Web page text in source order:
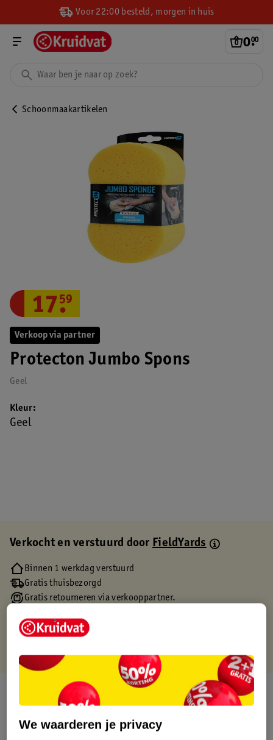
Voor 22:00 besteld, morgen in huis
0.
00
Schoonmaakartikelen
Verkoop via partner
Protecton Jumbo Spons
Geel
17.
59
Kleur
Geel
Verkocht en verstuurd doorFieldYards
Binnen 1 werkdag verstuurd
Gratis thuisbezorgd
Gratis retourneren via verkooppartner.
Over dit product
Productinformatie
We waarderen je privacy